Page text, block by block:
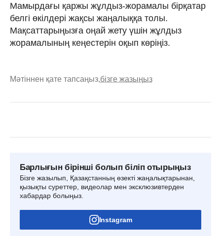
Мамырдағы қаржы жұлдыз-жорамалы бірқатар
белгі өкілдері жақсы жаңалыққа толы.
Мақсаттарыңызға оңай жету үшін жұлдыз
жорамалының кеңестерін оқып көріңіз.
Мәтіннен қате тапсаңыз,бізге жазыңыз
Барлығын бірінші болып біліп отырыңыз
Бізге жазылып, Қазақстанның өзекті жаңалықтарынан,
қызықты суреттер, видеолар мен эксклюзивтерден
хабардар болыңыз.
Instagram